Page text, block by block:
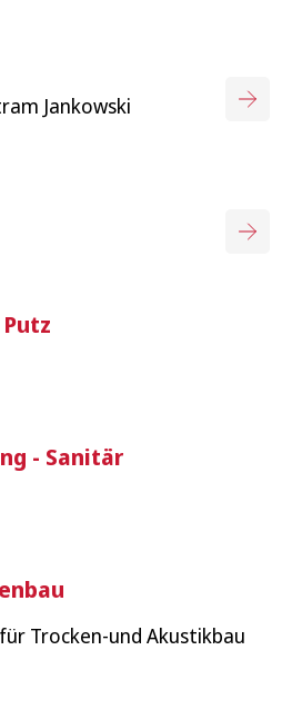
Jankowski
- Sanitär
Trocken-und Akustikbau